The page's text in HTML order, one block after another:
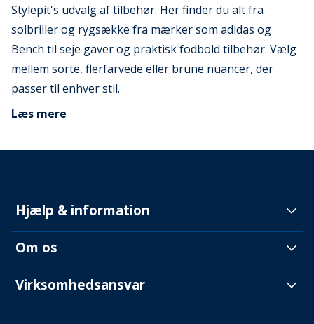
Stylepit's udvalg af tilbehør. Her finder du alt fra
solbriller og rygsække fra mærker som adidas og
Bench til seje gaver og praktisk fodbold tilbehør. Vælg
mellem sorte, flerfarvede eller brune nuancer, der
passer til enhver stil.
Læs mere
Hjælp & information
Om os
Virksomhedsansvar